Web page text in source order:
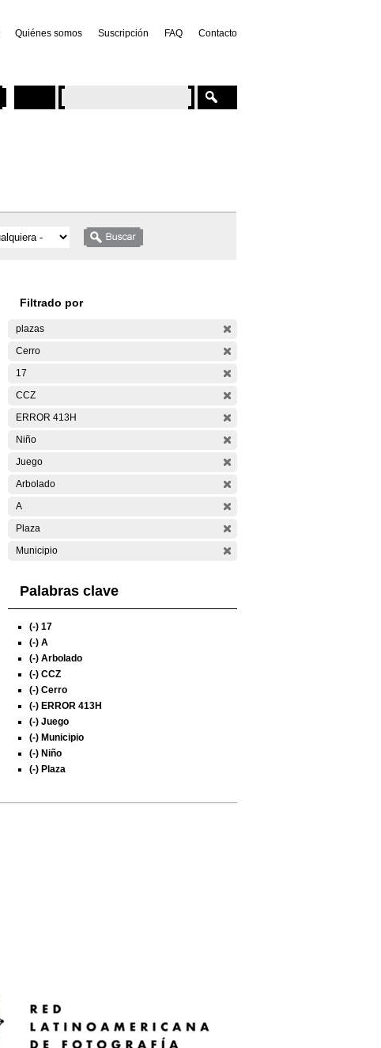
Quiénes somos Suscripción FAQ Contacto
Filtrado por
plazas
Cerro
17
CCZ
ERROR 413H
Niño
Juego
Arbolado
A
Plaza
Municipio
Palabras clave
(-) 17
(-) A
(-) Arbolado
(-) CCZ
(-) Cerro
(-) ERROR 413H
(-) Juego
(-) Municipio
(-) Niño
(-) Plaza